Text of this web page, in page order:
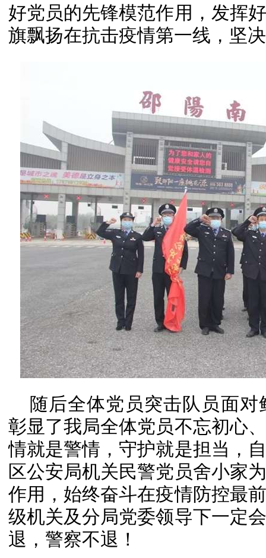
好党员的先锋模范作用，发挥
旗飘扬在抗击疫情第一线，坚
随后全体党员突击队员面
彰显了我局全体党员不忘初心
情就是警情，守护就是担当，
区公安局机关民警党员舍小家
作用，始终奋斗在疫情防控最
级机关及分局党委领导下一定
退，警察不退！